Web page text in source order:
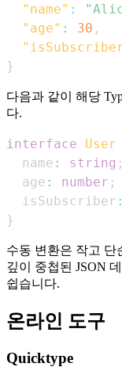
"name" :
"age" : 30 ,
}
다음과 같이 해당
다.
interface User
  name
: string ;
  age
: number ;
  isSubscriber
:
}
수동 변환은 작고
깊이 중첩된 JSON
쉽습니다.
온라인 도구
Quicktype